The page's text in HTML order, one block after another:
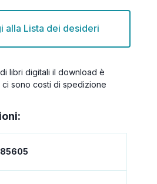
alla Lista dei desideri
libri digitali il download è
ci sono costi di spedizione